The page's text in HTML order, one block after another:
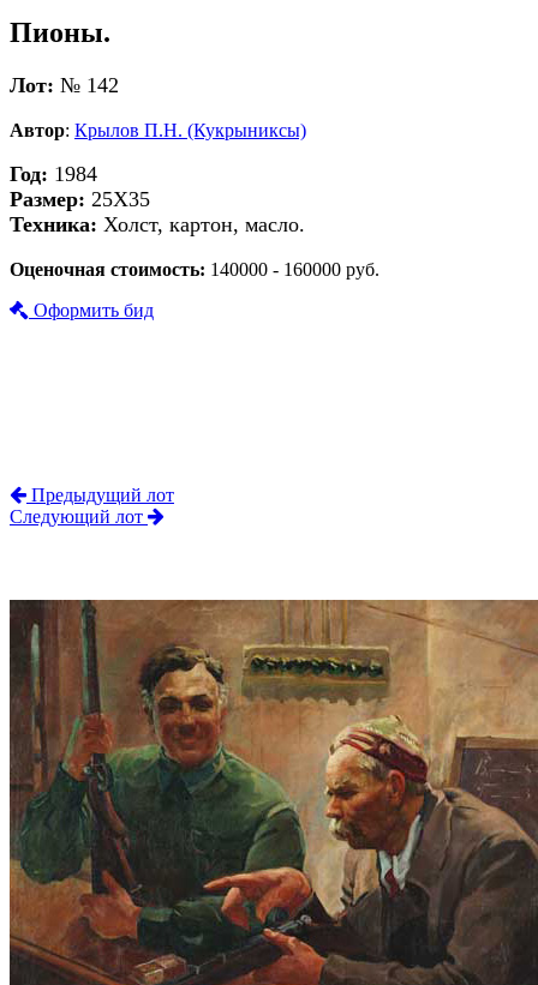
Пионы.
Лот: № 142
Автор: Крылов П.Н. (Кукрыниксы)
Год: 1984
Размер: 25Х35
Техника: Холст, картон, масло.
Оценочная стоимость: 140000 - 160000 руб.
Оформить бид
Предыдущий лот
Следующий лот